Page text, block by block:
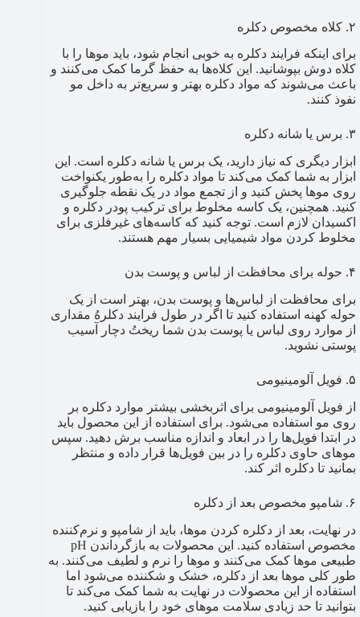
۲. کلاه مخصوص دکلره
برای اینکه فرایند دکلره به خوبی انجام شود، باید موها را با
کلاه دوش بپوشانید. این کلاه‌ها به حفظ گرما کمک می‌کنند و
باعث می‌شوند که مواد دکلره بهتر و سریع‌تر به داخل مو
نفوذ کنند.
۳. برس یا شانه دکلره
ابزار دیگری که نیاز دارید، یک برس یا شانه دکلره است. این
ابزار به شما کمک می‌کند تا مواد دکلره را به‌طور یکنواخت
روی موها پخش کنید و از تجمع مواد در یک نقطه جلوگیری
کنید. همچنین، یک کاسه مخلوط برای ترکیب پودر دکلره و
اکسیدان لازم است. توجه کنید که کاسه‌های غیرفلزی برای
مخلوط کردن مواد شیمیایی بسیار مهم هستند.
۴. حوله برای محافظت از لباس و پوست بدن
برای محافظت از لباس‌ها و پوست بدن، بهتر است از یک
حوله کهنه استفاده کنید تا اگر در طول فرايند دکلرهُ مقداری
از موارد روی لباس یا پوست بدن شما ریختُ دچار آسیب
پوستی نشوید.
۵. فویل آلومینیومی
از فویل آلومینیومی برای اثربخشی بیشتر موارد دکلره بر
روی مو استفاده می‌شود. برای استفاده از این محصول باید
در ابتدا فویل‌ها را در ابعاد و اندازه مناسب برش دهید. سپس
موهای حاوی دکلره را در بین فویل‌ها قرار داده و منتظر
بمانید تا دکلره اثر کند.
۶. شامپو مخصوص بعد از دکلره
در نهایت، بعد از دکلره کردن موها، باید از شامپو و نرم‌کننده
مخصوص استفاده کنید. این محصولات به بازگرداندن pH
طبیعی موها کمک می‌کنند و موها را نرم و لطیف می‌کنند. به
طور کلی موها بعد از دکلره، خشک و شکننده می‌شود اما
استفاده از این محصولات در نهایت به شما کمک می‌کند تا
بتوانید تا حد زیادی سلامت موهای خود را بازیابی کنید.